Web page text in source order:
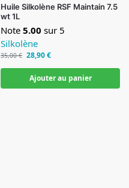
Huile Silkolène RSF Maintain 7.5
wt 1L
Note 5.00 sur 5
Silkolène
35,00€ 28,90€
Ajouter au panier